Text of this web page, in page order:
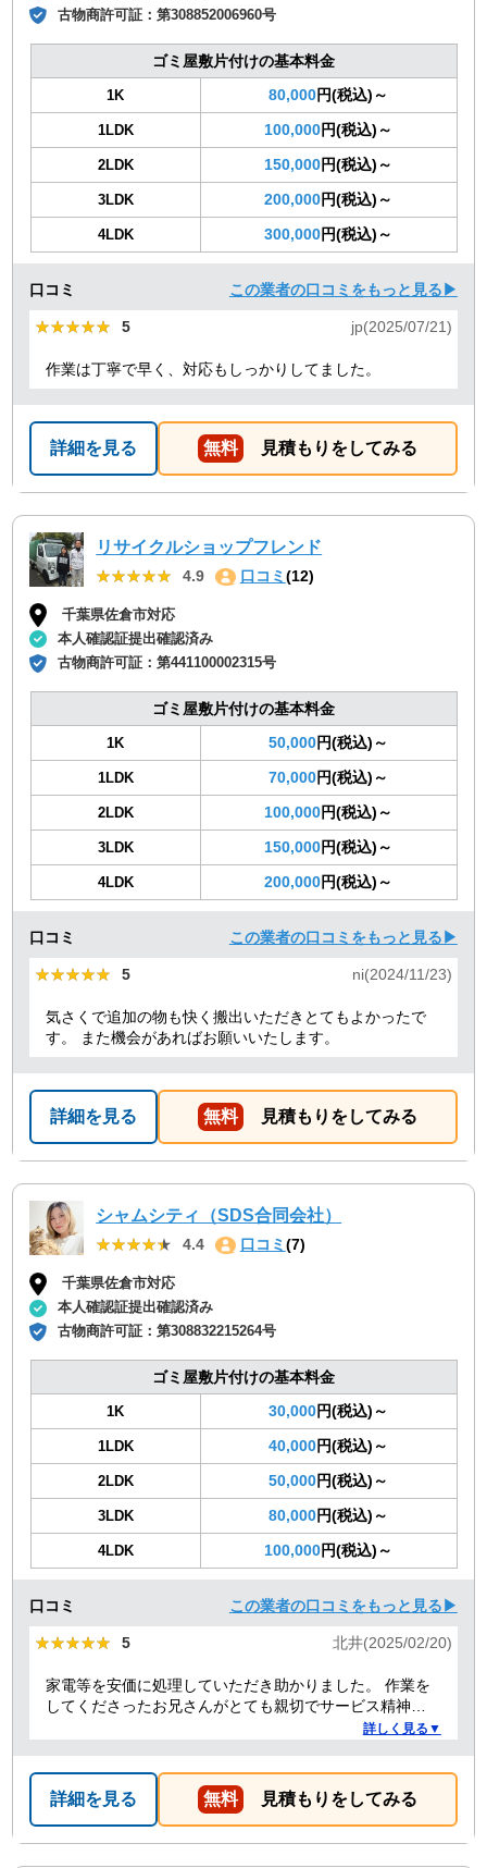
古物商許可証：第308852006960号
ゴミ屋敷片付けの基本料金
1K 80,000円(税込)～
1LDK 100,000円(税込)～
2LDK 150,000円(税込)～
3LDK 200,000円(税込)～
4LDK 300,000円(税込)～
口コミ この業者の口コミをもっと見る▶
★★★★★
★★★★★ 5 jp(2025/07/21)
作業は丁寧で早く、対応もしっかりしてました。
詳細を見る 無料 見積もりをしてみる
リサイクルショップフレンド
★★★★★
★★★★★ 4.9 口コミ (12)
千葉県佐倉市対応
本人確認証提出確認済み
古物商許可証：第441100002315号
ゴミ屋敷片付けの基本料金
1K 50,000円(税込)～
1LDK 70,000円(税込)～
2LDK 100,000円(税込)～
3LDK 150,000円(税込)～
4LDK 200,000円(税込)～
口コミ この業者の口コミをもっと見る▶
★★★★★
★★★★★ 5 ni(2024/11/23)
気さくで追加の物も快く搬出いただきとてもよかったで
す。 また機会があればお願いいたします。
詳細を見る 無料 見積もりをしてみる
シャムシティ（SDS合同会社）
★★★★★
★★★★★ 4.4 口コミ (7)
千葉県佐倉市対応
本人確認証提出確認済み
古物商許可証：第308832215264号
ゴミ屋敷片付けの基本料金
1K 30,000円(税込)～
1LDK 40,000円(税込)～
2LDK 50,000円(税込)～
3LDK 80,000円(税込)～
4LDK 100,000円(税込)～
口コミ この業者の口コミをもっと見る▶
★★★★★
★★★★★ 5 北井(2025/02/20)
家電等を安価に処理していただき助かりました。 作業を
してくださったお兄さんがとても親切でサービス精神溢
詳しく見る▼
詳細を見る 無料 見積もりをしてみる